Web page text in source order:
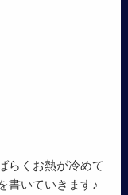
らくお熱が冷めて
書いていきます♪